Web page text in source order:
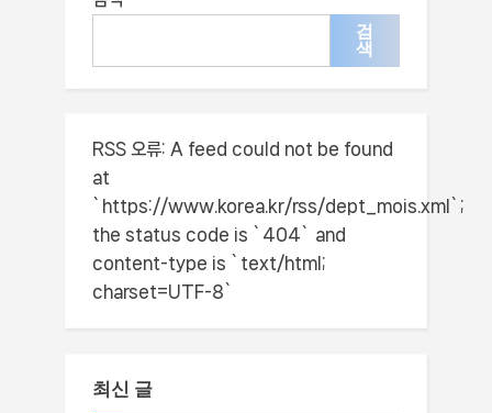
검
색
RSS 오류: A feed could not be found
at
`https://www.korea.kr/rss/dept_mois.xml`;
the status code is `404` and
content-type is `text/html;
charset=UTF-8`
최신 글